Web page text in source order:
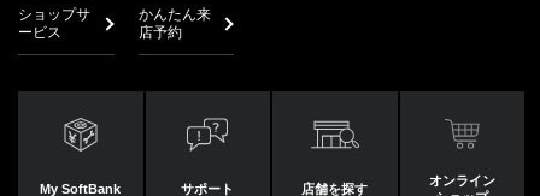
ショップサ
ービス
かんたん来
店予約
My SoftBank サポート 店舗を探す
オンライン